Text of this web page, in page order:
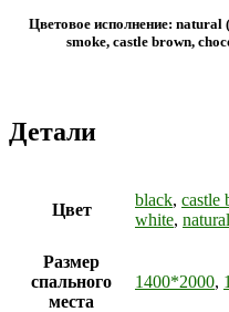
Цветовое исполнение: natural
smoke, castle brown,
Детали
Цвет
black, castle
white, natural
Размер
спального
места
1400*2000,